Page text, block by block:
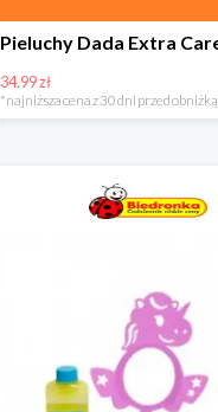
34.99 zł
*najniższa cena z 30 dni przed obniżką